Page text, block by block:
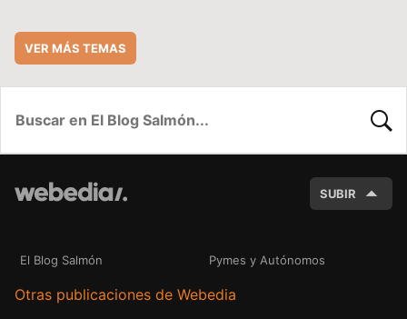
VER MÁS TEMAS
SUBIR
El Blog Salmón Pymes y Autónomos
Otras publicaciones de Webedia